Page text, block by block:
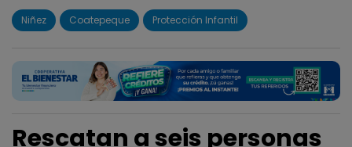
Niñez Coatepeque Protección Infantil
Rescatan a seis personas